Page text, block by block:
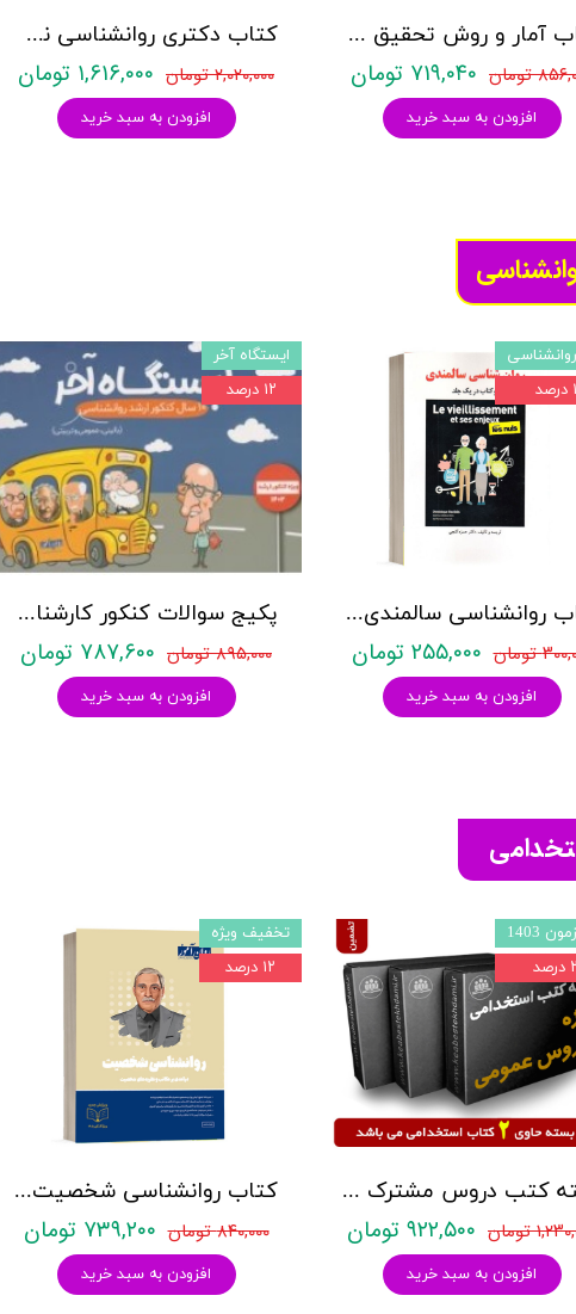
کتاب دکتری روانشناسی نشر آراه - دو جلدی
۲,۰۲۰,۰۰۰ تومان ۱,۶۱۶,۰۰۰ تومان
افزودن به سبد خرید
کتاب آمار و روش تحقیق مدرسان شریف
تومان ۷۱۹,۰۴۰ تومان
افزودن به سبد خرید
پکیج سوالات کنکور کارشناسی ارشد روانشناسی (بالینی، عمومی و تربیتی) با پاسخنامه تشریحی روان آموز
۸۹۵,۰۰۰ تومان ۷۸۷,۶۰۰ تومان
افزودن به سبد خرید
ایستگاه آخر
۱۲ درصد
کتاب روانشناسی سالمندی - (2 كتاب در 1 جلد) - حمزه گنجی - نشر ساوالان
تومان ۲۵۵,۰۰۰ تومان
افزودن به سبد خرید
کتاب روانشناسی شخصیت نشر روان آموز زهرا ساعدی
۸۴۰,۰۰۰ تومان ۷۳۹,۲۰۰ تومان
افزودن به سبد خرید
تخفیف ویژه
۱۲ درصد
بسته کتب دروس مشترک عمومی اختصاصی آزمون استخدامی آموزش و پرورش نشر چهارخونه
تومان ۹۲۲,۵۰۰ تومان
افزودن به سبد خرید
1403